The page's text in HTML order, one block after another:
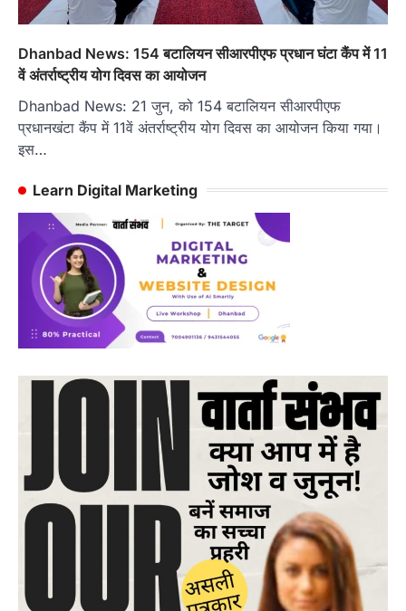
Dhanbad News: 154 बटालियन सीआरपीएफ प्रधान घंटा कैंप में 11
वें अंतर्राष्ट्रीय योग दिवस का आयोजन
Dhanbad News: 21 जुन, को 154 बटालियन सीआरपीएफ
प्रधानखंटा कैंप में 11वें अंतर्राष्ट्रीय योग दिवस का आयोजन किया गया।
इस…
Learn Digital Marketing